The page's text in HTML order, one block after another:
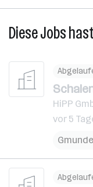
Diese Jobs
HiPP
vor 5